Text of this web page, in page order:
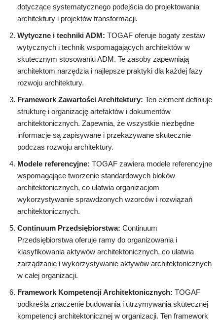
dotyczące systematycznego podejścia do projektowania
architektury i projektów transformacji.
Wytyczne i techniki ADM: TOGAF oferuje bogaty zestaw
wytycznych i technik wspomagających architektów w
skutecznym stosowaniu ADM. Te zasoby zapewniają
architektom narzędzia i najlepsze praktyki dla każdej fazy
rozwoju architektury.
Framework Zawartości Architektury: Ten element definiuje
strukturę i organizację artefaktów i dokumentów
architektonicznych. Zapewnia, że wszystkie niezbędne
informacje są zapisywane i przekazywane skutecznie
podczas rozwoju architektury.
Modele referencyjne: TOGAF zawiera modele referencyjne
wspomagające tworzenie standardowych bloków
architektonicznych, co ułatwia organizacjom
wykorzystywanie sprawdzonych wzorców i rozwiązań
architektonicznych.
Continuum Przedsiębiorstwa: Continuum
Przedsiębiorstwa oferuje ramy do organizowania i
klasyfikowania aktywów architektonicznych, co ułatwia
zarządzanie i wykorzystywanie aktywów architektonicznych
w całej organizacji.
Framework Kompetencji Architektonicznych: TOGAF
podkreśla znaczenie budowania i utrzymywania skutecznej
kompetencji architektonicznej w organizacji. Ten framework